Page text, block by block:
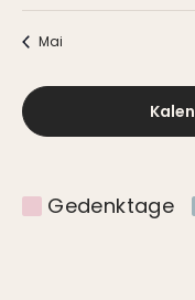
Mai
Gedenktage